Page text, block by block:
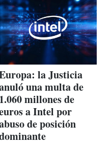
la Justicia
una multa de
1.060 millones de
a Intel por
de posición